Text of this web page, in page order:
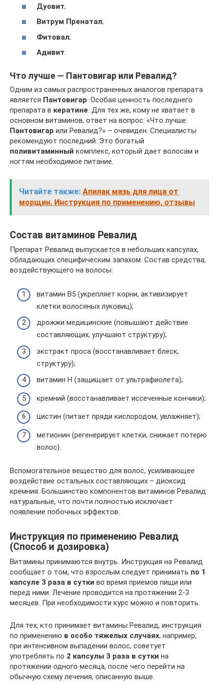
Дуовит;
Витрум Пренатал;
Фитовал;
Адивит.
Что лучше — Пантовигар или Ревалид?
Одним из самых распространенных аналогов препарата
является Пантовигар. Особая ценность последнего
препарата в кератине. Для тех же, кому не хватает в
основном витаминов, ответ на вопрос: «Что лучше:
Пантовигар или Ревалид?» – очевиден. Специалисты
рекомендуют последний. Это богатый
поливитаминный комплекс, который дает волосам и
ногтям необходимое питание.
Читайте также: Апилак мазь для лица от
морщин. Инструкция по применению, отзывы
Состав витаминов Ревалид
Препарат Ревалид выпускается в небольших капсулах,
обладающих специфическим запахом. Состав средства,
воздействующего на волосы:
витамин В5 (укрепляет корни, активизирует
клетки волосяных луковиц);
дрожжи медицинские (повышают действие
составляющих, улучшают структуру);
экстракт проса (восстанавливает блеск,
структуру);
витамин Н (защищает от ультрафиолета);
кремний (восстанавливает иссеченные кончики);
цистин (питает пряди кислородом, увлажняет);
метионин (регенерирует клетки, снижает потерю
волос).
Вспомогательное вещество для волос, усиливающее
воздействие остальных составляющих – диоксид
кремния. Большинство компонентов витаминов Ревалид
натуральные, что почти полностью исключает
появление побочных эффектов.
Инструкция по применению Ревалид
(Способ и дозировка)
Витамины принимаются внутрь. Инструкция на Ревалид
сообщает о том, что взрослым следует принимать по 1
капсуле 3 раза в сутки во время приемов пищи или
перед ними. Лечение проводится на протяжении 2-3
месяцев. При необходимости курс можно и повторить.
Для тех, кто принимает витамины Ревалид, инструкция
по применению в особо тяжелых случаях, например,
при интенсивном выпадении волос, советует
употреблять по 2 капсулы 3 раза в сутки на
протяжении одного месяца, после чего перейти на
обычную схему лечения, описанную выше.